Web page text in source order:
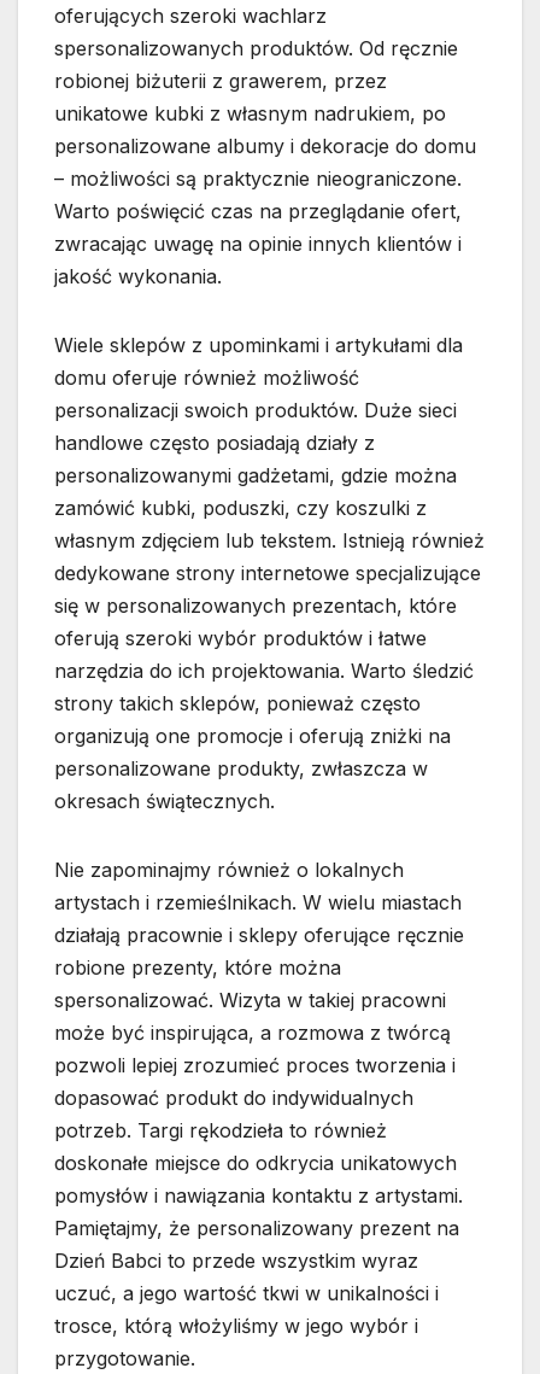
oferujących szeroki wachlarz
spersonalizowanych produktów. Od ręcznie
robionej biżuterii z grawerem, przez
unikatowe kubki z własnym nadrukiem, po
personalizowane albumy i dekoracje do domu
– możliwości są praktycznie nieograniczone.
Warto poświęcić czas na przeglądanie ofert,
zwracając uwagę na opinie innych klientów i
jakość wykonania.
Wiele sklepów z upominkami i artykułami dla
domu oferuje również możliwość
personalizacji swoich produktów. Duże sieci
handlowe często posiadają działy z
personalizowanymi gadżetami, gdzie można
zamówić kubki, poduszki, czy koszulki z
własnym zdjęciem lub tekstem. Istnieją również
dedykowane strony internetowe specjalizujące
się w personalizowanych prezentach, które
oferują szeroki wybór produktów i łatwe
narzędzia do ich projektowania. Warto śledzić
strony takich sklepów, ponieważ często
organizują one promocje i oferują zniżki na
personalizowane produkty, zwłaszcza w
okresach świątecznych.
Nie zapominajmy również o lokalnych
artystach i rzemieślnikach. W wielu miastach
działają pracownie i sklepy oferujące ręcznie
robione prezenty, które można
spersonalizować. Wizyta w takiej pracowni
może być inspirująca, a rozmowa z twórcą
pozwoli lepiej zrozumieć proces tworzenia i
dopasować produkt do indywidualnych
potrzeb. Targi rękodzieła to również
doskonałe miejsce do odkrycia unikatowych
pomysłów i nawiązania kontaktu z artystami.
Pamiętajmy, że personalizowany prezent na
Dzień Babci to przede wszystkim wyraz
uczuć, a jego wartość tkwi w unikalności i
trosce, którą włożyliśmy w jego wybór i
przygotowanie.